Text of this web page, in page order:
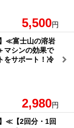
5,500円
≪富士山の溶岩
マシンの効果で
をサポート！冷
2,980円
≪【2回分・1回